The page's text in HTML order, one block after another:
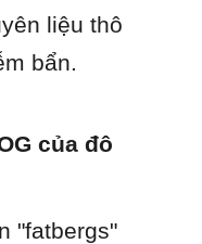
liệu thô
bẩn.
của đô
"fatbergs"